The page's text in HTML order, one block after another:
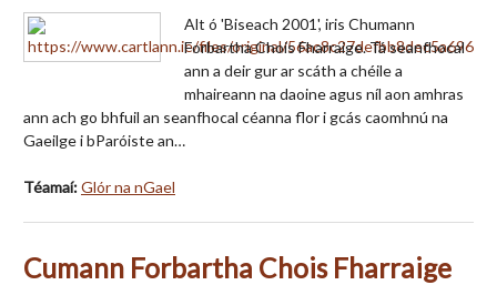
Alt ó 'Biseach 2001', iris Chumann
Forbartha Chois Fharraige. Tá seanfhocal
ann a deir gur ar scáth a chéile a
mhaireann na daoine agus níl aon amhras
ann ach go bhfuil an seanfhocal céanna flor i gcás caomhnú na
Gaeilge i bParóiste an…
Téamaí:Glór na nGael
Cumann Forbartha Chois Fharraige